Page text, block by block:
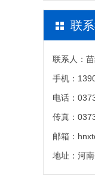
联
联系人：
手机：
电话：
传真：
邮箱：
地址：河